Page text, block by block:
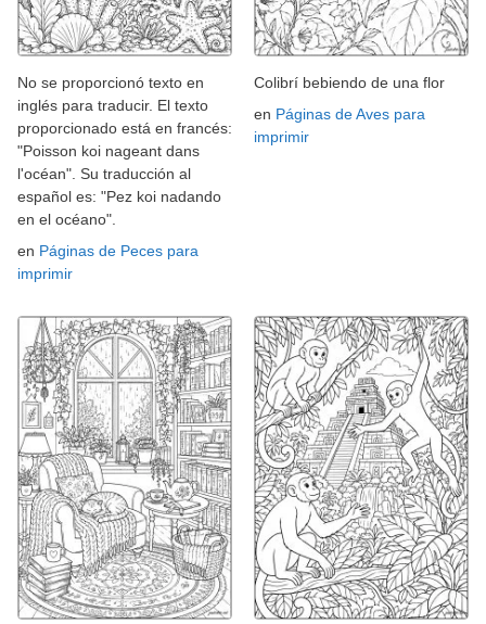
No se proporcionó texto en
inglés para traducir. El texto
proporcionado está en francés:
"Poisson koi nageant dans
l'océan". Su traducción al
español es: "Pez koi nadando
en el océano".
en Páginas de Peces para
imprimir
Colibrí bebiendo de una flor
en Páginas de Aves para
imprimir